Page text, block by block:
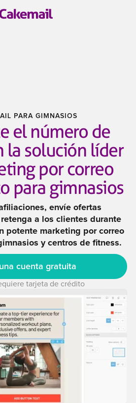
PARA GIMNASIOS
el número de
la solución líder
por correo
para gimnasios
envíe ofertas
a los clientes durante
potente marketing por correo
y centros de fitness.
cuenta gratuita
tarjeta de crédito